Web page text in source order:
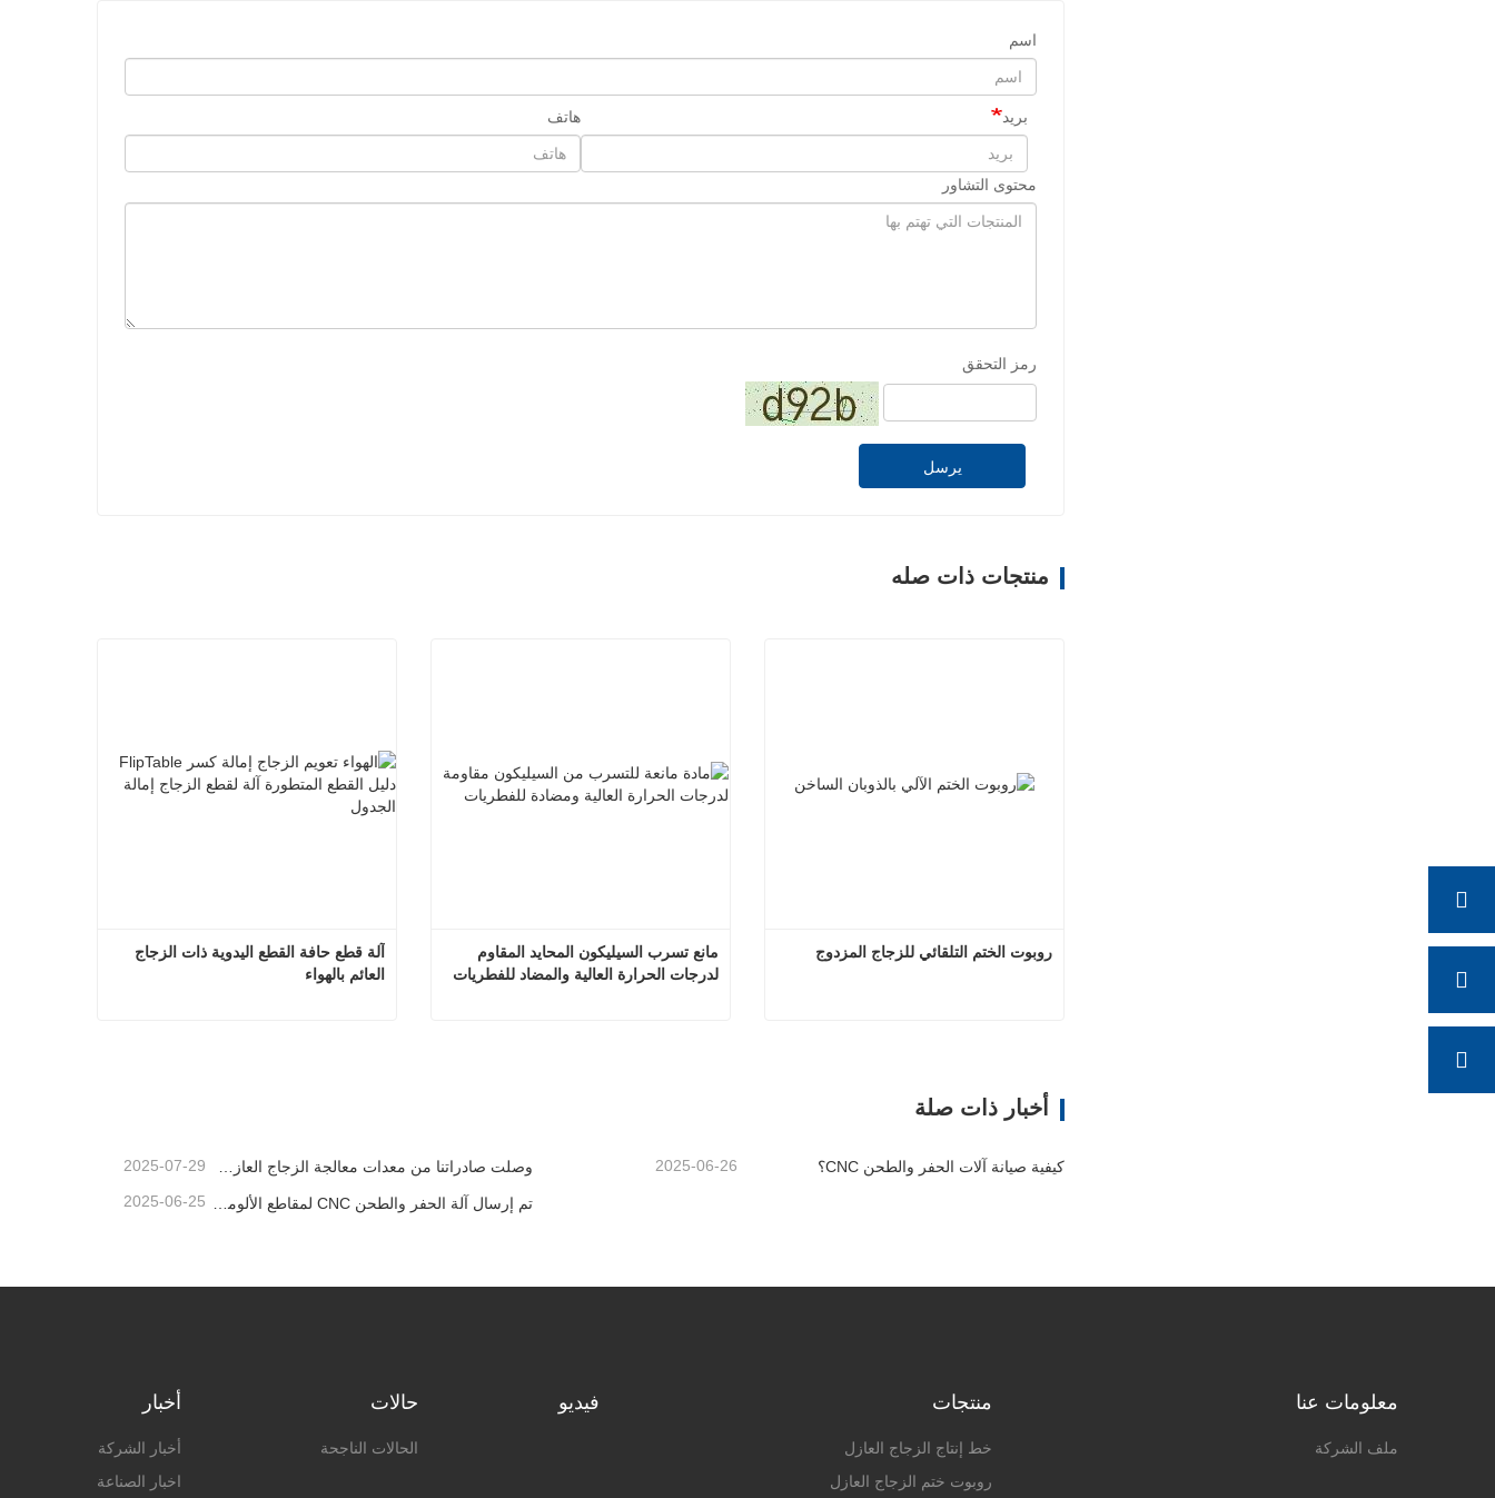
اسم
بريد هاتف
محتوى التشاور
رمز التحقق
يرسل
منتجات ذات صله
العائم بالهواء
روبوت الختم التلقائي للزجاج المزدوج
أخبار ذات صلة
وصلت صادراتنا من معدات معالجة الزجاج العازل إلى مستويات قياسية جديدة، مما ساهم في تطوير المباني الخضراء في جميع أنحاء العالم. 2025-07-29 كيفية صيانة آلات الحفر والطحن CNC؟ 2025-06-26
2025-06-25
معلومات عنا
ملف الشركة
منتجات
خط إنتاج الزجاج العازل
روبوت ختم الزجاج العازل
فيديو حالات
الحالات الناجحة
أخبار
أخبار الشركة
اخبار الصناعة